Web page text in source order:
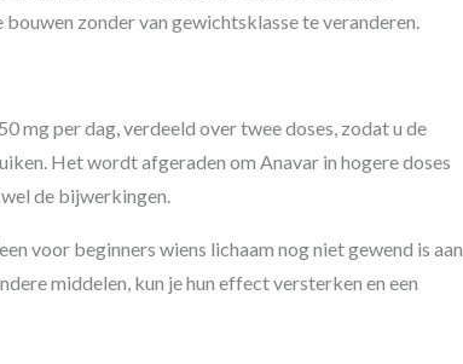
zonder van gewichtsklasse te veranderen.
mg per dag, verdeeld over twee doses, zodat u de
Het wordt afgeraden om Anavar in hogere doses
de bijwerkingen.
voor beginners wiens lichaam nog niet gewend is aan
middelen, kun je hun effect versterken en een